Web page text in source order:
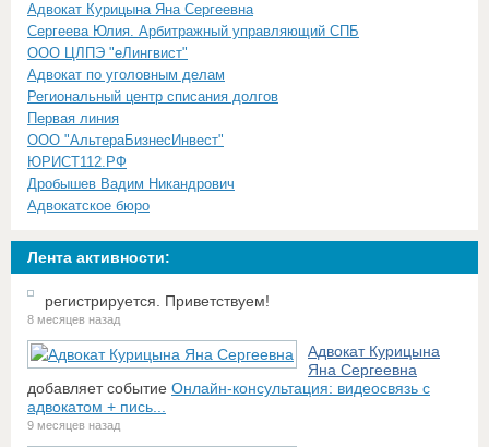
Адвокат Курицына Яна Сергеевна
Сергеева Юлия. Арбитражный управляющий СПБ
ООО ЦЛПЭ "еЛингвист"
Адвокат по уголовным делам
Региональный центр списания долгов
Первая линия
ООО "АльтераБизнесИнвест"
ЮРИСТ112.РФ
Дробышев Вадим Никандрович
Адвокатское бюро
Лента активности:
регистрируется. Приветствуем!
8 месяцев назад
Адвокат Курицына
Яна Сергеевна
добавляет событие Онлайн-консультация: видеосвязь с
адвокатом + пись...
9 месяцев назад